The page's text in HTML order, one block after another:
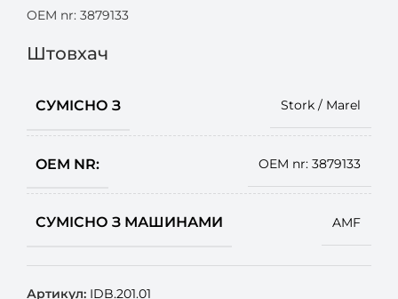
OEM nr: 3879133
Штовхач
СУМІСНО З Stork / Marel
OEM NR: OEM nr: 3879133
СУМІСНО З МАШИНАМИ AMF
Артикул: IDB.201.01